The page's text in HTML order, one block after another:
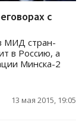
с
МИД стран-
в Россию, а
Минска-2
13 мая 2015, 19:05